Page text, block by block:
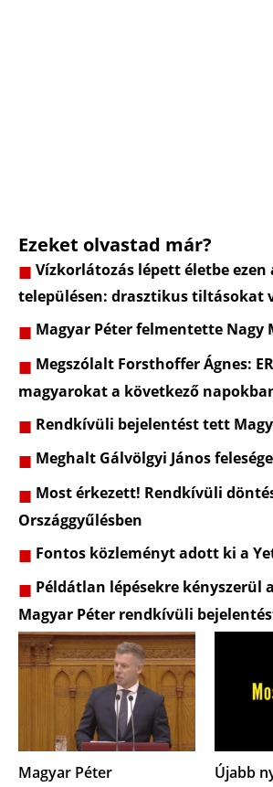
Ezeket olvastad már?
Vízkorlátozás lépett életbe ezen
településen: drasztikus tiltásokat
Magyar Péter felmentette Nagy
Megszólalt Forsthoffer Ágnes:
magyarokat a következő
Rendkívüli bejelentést tett
Meghalt Gálvölgyi János felesége
Most érkezett! Rendkívüli
Országgyűlésben
Fontos közleményt adott ki a
Példátlan lépésekre kényszerül
Magyar Péter rendkívüli
Magyar Péter
Újabb